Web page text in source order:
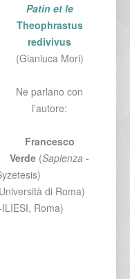
Patin et le
Theophrastus
redivivus
(Gianluca Mori)
Ne parlano con
l'autore:
Francesco
Verde (Sapienza -
di Roma)
Roma)